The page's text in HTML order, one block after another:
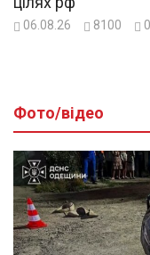
06.08.26 8100 0
Фото/відео